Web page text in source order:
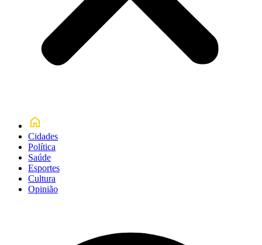
Cidades
Política
Saúde
Esportes
Cultura
Opinião